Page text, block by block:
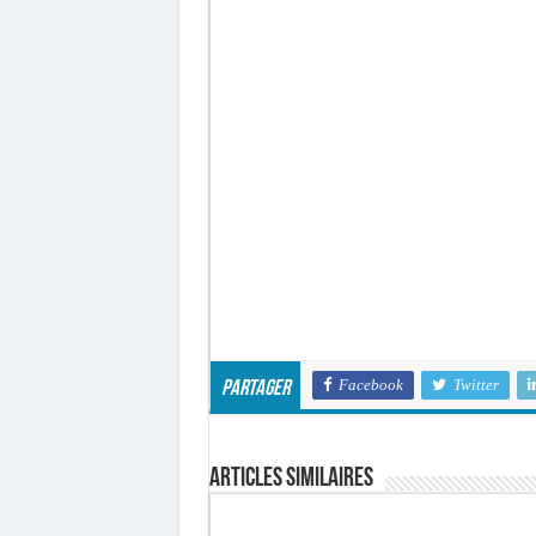
Partager Facebook Twitter
Articles similaires